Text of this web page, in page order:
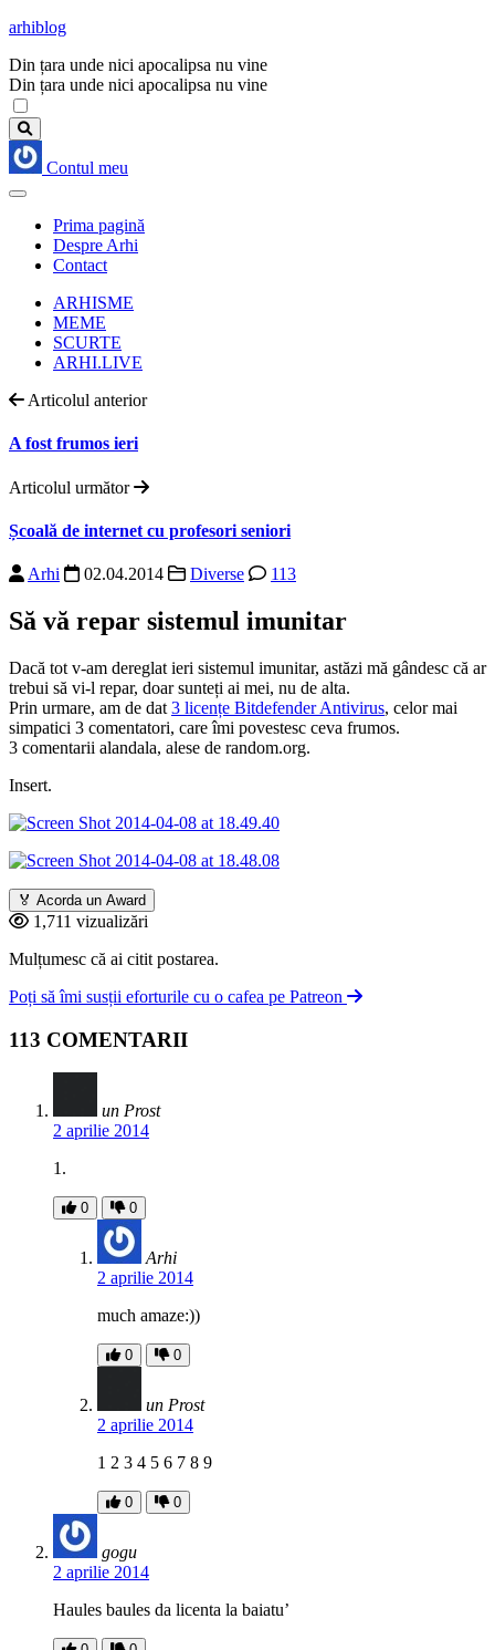
arhiblog
Din țara unde nici apocalipsa nu vine
Din țara unde nici apocalipsa nu vine
Contul meu
Prima pagină
Despre Arhi
Contact
ARHISME
MEME
SCURTE
ARHI.LIVE
Articolul anterior
A fost frumos ieri
Articolul următor
Școală de internet cu profesori seniori
Arhi 02.04.2014 Diverse 113
Să vă repar sistemul imunitar
Dacă tot v-am dereglat ieri sistemul imunitar, astăzi mă gândesc că ar
trebui să vi-l repar, doar sunteți ai mei, nu de alta.
Prin urmare, am de dat 3 licențe Bitdefender Antivirus, celor mai
simpatici 3 comentatori, care îmi povestesc ceva frumos.
3 comentarii alandala, alese de random.org.
Insert.
🏅 Acorda un Award
1,711 vizualizări
Mulțumesc că ai citit postarea.
Poți să îmi susții eforturile cu o cafea pe Patreon
113 COMENTARII
un Prost
2 aprilie 2014
1.
0 0
Arhi
2 aprilie 2014
much amaze:))
0 0
un Prost
2 aprilie 2014
1 2 3 4 5 6 7 8 9
0 0
gogu
2 aprilie 2014
Haules baules da licenta la baiatu’